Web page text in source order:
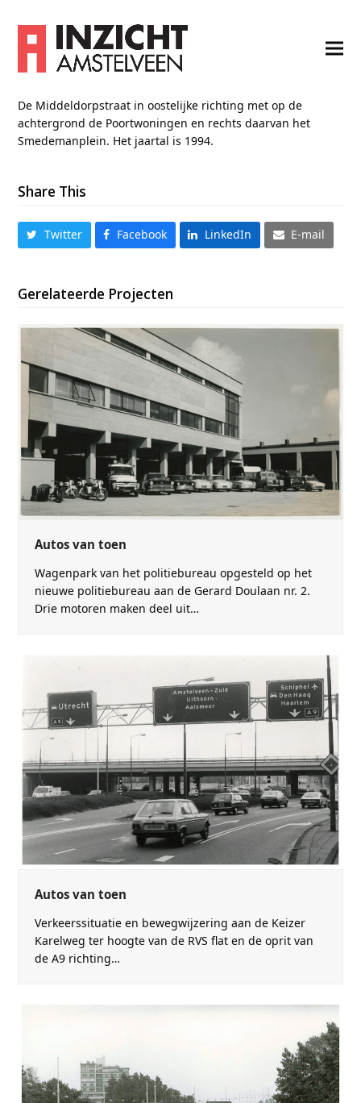
De Middeldorpstraat in oostelijke richting met op de
achtergrond de Poortwoningen en rechts daarvan het
Smedemanplein. Het jaartal is 1994.
Share This
Twitter Facebook LinkedIn E-mail
Gerelateerde Projecten
Autos van toen
Wagenpark van het politiebureau opgesteld op het
nieuwe politiebureau aan de Gerard Doulaan nr. 2.
Drie motoren maken deel uit…
Autos van toen
Verkeerssituatie en bewegwijzering aan de Keizer
Karelweg ter hoogte van de RVS flat en de oprit van
de A9 richting…